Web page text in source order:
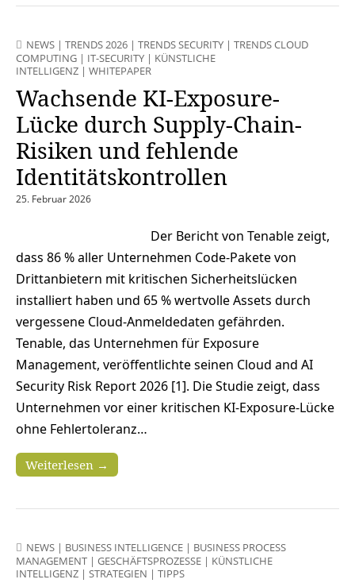
NEWS | TRENDS 2026 | TRENDS SECURITY | TRENDS CLOUD
COMPUTING | IT-SECURITY | KÜNSTLICHE
INTELLIGENZ | WHITEPAPER
Wachsende KI-Exposure-
Lücke durch Supply-Chain-
Risiken und fehlende
Identitätskontrollen
25. Februar 2026
Der Bericht von Tenable zeigt,
dass 86 % aller Unternehmen Code-Pakete von
Drittanbietern mit kritischen Sicherheitslücken
installiert haben und 65 % wertvolle Assets durch
vergessene Cloud-Anmeldedaten gefährden.
Tenable, das Unternehmen für Exposure
Management, veröffentlichte seinen Cloud and AI
Security Risk Report 2026 [1]. Die Studie zeigt, dass
Unternehmen vor einer kritischen KI-Exposure-Lücke
ohne Fehlertoleranz…
Weiterlesen →
NEWS | BUSINESS INTELLIGENCE | BUSINESS PROCESS
MANAGEMENT | GESCHÄFTSPROZESSE | KÜNSTLICHE
INTELLIGENZ | STRATEGIEN | TIPPS